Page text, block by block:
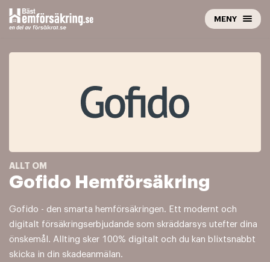
Hoppa
till
MENY
Gofido Hemförsäkring
Gofido - den smarta hemförsäkringen. Ett modernt och
digitalt försäkringserbjudande som skräddarsys utefter dina
önskemål. Allting sker 100% digitalt och du kan blixtsnabbt
skicka in din skadeanmälan.